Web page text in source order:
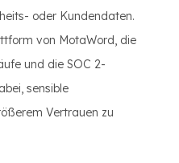
oder Kundendaten.
von MotaWord, die
und die SOC 2-
sensible
Vertrauen zu